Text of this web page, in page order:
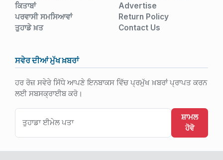
ਕਿਤਾਬਾਂ
ਪਰਵਾਸੀ ਸਮਸਿਆਵਾਂ
ਤੁਹਾਡੇ ਖ਼ਤ
Advertise
Return Policy
Contact Us
ਸਵੇਰ ਦੀਆਂ ਮੁੱਖ ਖ਼ਬਰਾਂ
ਹਰ ਰੋਜ਼ ਸਵੇਰੇ ਸਿੱਧੇ ਆਪਣੇ ਇਨਬਾਕਸ ਵਿੱਚ ਪ੍ਰਮੁੱਖ ਖ਼ਬਰਾਂ ਪ੍ਰਾਪਤ ਕਰਨ
ਲਈ ਸਬਸਕ੍ਰਾਈਬ ਕਰੋ।
ਸ਼ਾਮਲ
ਹੋਵੋ